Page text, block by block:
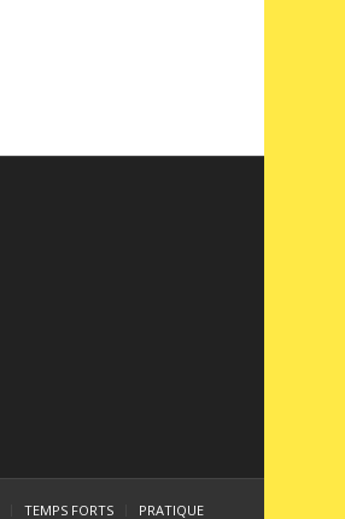
TEMPS FORTS PRATIQUE